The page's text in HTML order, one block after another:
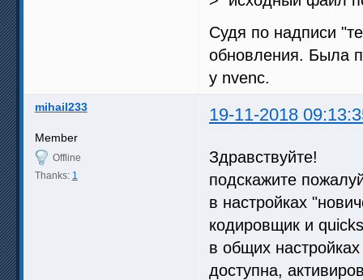
Судя по надписи
обновления. Была
у nvenc.
mihail233 19-11-2018
Member
Offline
Thanks: 1
Здравствуйте!
подскажите
в настройках
кодировщик и
в общих
доступна,